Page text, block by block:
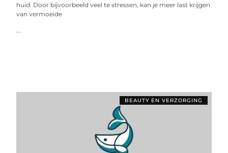
huid. Door bijvoorbeeld veel te stressen, kan je meer last krijgen
van vermoeide
...
BEAUTY EN VERZORGING